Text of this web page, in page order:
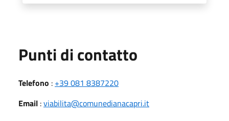
Punti di contatto
Telefono : +39 081 8387220
Email :viabilita@comunedianacapri.it